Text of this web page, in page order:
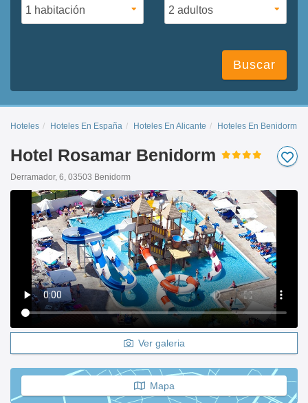
Buscar
Hoteles Hoteles En España Hoteles En Alicante Hoteles En Benidorm -
Hotel Rosamar Benidorm
Derramador, 6, 03503 Benidorm
Ver galeria
Mapa